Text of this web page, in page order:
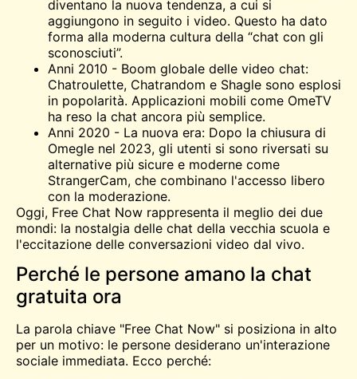
diventano la nuova tendenza, a cui si
aggiungono in seguito i video. Questo ha dato
forma alla moderna cultura della “chat con gli
sconosciuti”.
Anni 2010 - Boom globale delle video chat:
Chatroulette, Chatrandom e Shagle sono esplosi
in popolarità. Applicazioni mobili come OmeTV
ha reso la chat ancora più semplice.
Anni 2020 - La nuova era: Dopo la chiusura di
Omegle nel 2023, gli utenti si sono riversati su
alternative più sicure e moderne come
StrangerCam, che combinano l'accesso libero
con la moderazione.
Oggi, Free Chat Now rappresenta il meglio dei due
mondi: la nostalgia delle chat della vecchia scuola e
l'eccitazione delle conversazioni video dal vivo.
Perché le persone amano la chat
gratuita ora
La parola chiave "Free Chat Now" si posiziona in alto
per un motivo: le persone desiderano un'interazione
sociale immediata. Ecco perché: